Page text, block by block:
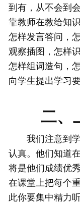
到有，从不会到
靠教师在教给知
怎样发言答问，
观察插图，怎样
怎样组词造句，
向学生提出学习
二、
我们注意到学
认真。他们知道
将是他们成绩优
在课堂上把每个
此你要集中精力